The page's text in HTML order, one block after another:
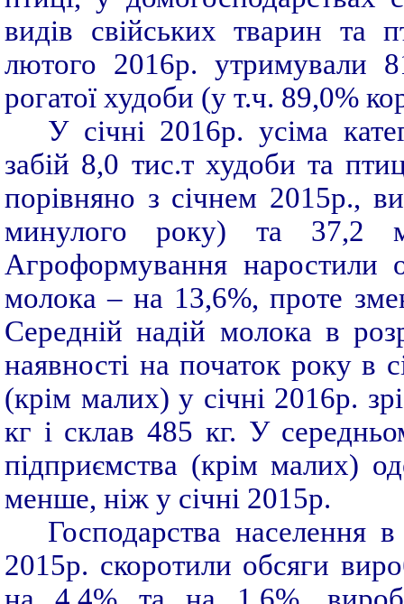
видів свійських тварин та
лютого 2016р. утримували
рогатої худоби (у т.ч. 89,0%
У січні 2016р. усіма
забій 8,0 тис.т худоби та
порівняно з січнем 2015р.,
минулого року) та 37,2
Агроформування наростили
молока – на 13,6%, проте
Середній надій молока в
наявності на початок року в
(крім малих) у січні 2016р.
кг і склав 485 кг. У
підприємства (крім малих)
менше, ніж у січні 2015р.
Господарства населення
2015р. скоротили обсяги